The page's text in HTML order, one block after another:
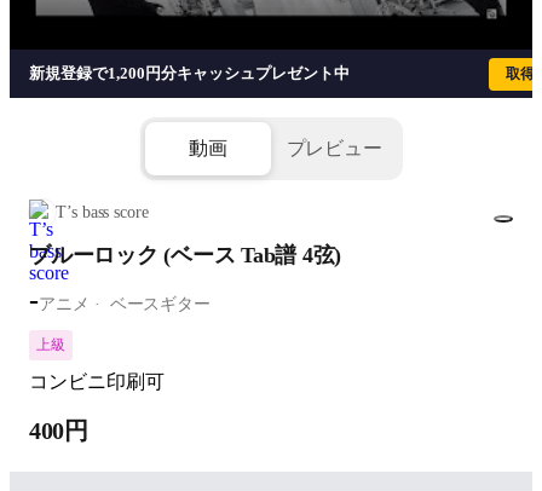
新規登録で1,200円分キャッシュプレゼント中 取得
動画 プレビュー
T’s bass score
ブルーロック (ベース Tab譜 4弦)
-アニメ ベースギター
上級
コンビニ印刷可
400円